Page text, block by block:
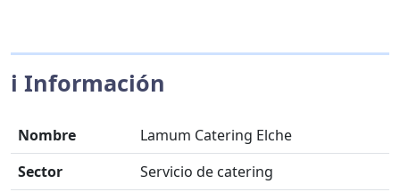
ℹ️ Información
Nombre
Lamum Catering Elche
Sector
Servicio de catering